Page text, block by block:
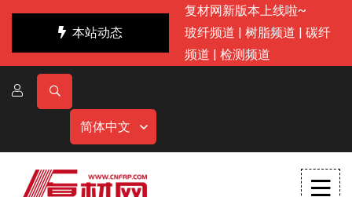
本站动态
复材网新版本上线啦~
玻纤频道 | 树脂频道 | 碳纤
频道 | 检测频道
简体中文